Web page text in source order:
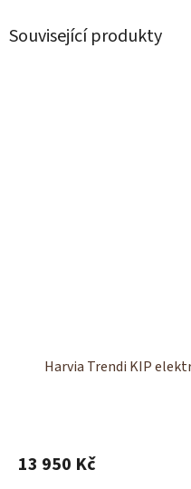
Související produkty
Harvia Trendi KIP
13 950 Kč